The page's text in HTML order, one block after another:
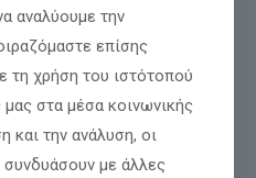
και παροχές που
διαβίωση. Η
θερμότητας προσφέρει
ενώ τα συστήματα
μεγαλύτερο έλεγχο
προσαρμόζοντας τη
ανάγκες του ιδιοκτήτη.
αναλύουμε την
επίσης
τη χρήση του ιστότοπού
στα μέσα κοινωνικής
και την ανάλυση, οι
συνδυάσουν με άλλες